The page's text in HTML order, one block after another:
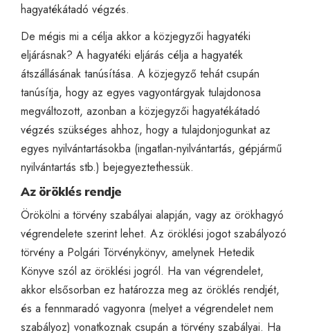
hagyatékátadó végzés.
De mégis mi a célja akkor a közjegyzői hagyatéki
eljárásnak? A hagyatéki eljárás célja a hagyaték
átszállásának tanúsítása. A közjegyző tehát csupán
tanúsítja, hogy az egyes vagyontárgyak tulajdonosa
megváltozott, azonban a közjegyzői hagyatékátadó
végzés szükséges ahhoz, hogy a tulajdonjogunkat az
egyes nyilvántartásokba (ingatlan-nyilvántartás, gépjármű
nyilvántartás stb.) bejegyeztethessük.
Az öröklés rendje
Örökölni a törvény szabályai alapján, vagy az örökhagyó
végrendelete szerint lehet. Az öröklési jogot szabályozó
törvény a Polgári Törvénykönyv, amelynek Hetedik
Könyve szól az öröklési jogról. Ha van végrendelet,
akkor elsősorban ez határozza meg az öröklés rendjét,
és a fennmaradó vagyonra (melyet a végrendelet nem
szabályoz) vonatkoznak csupán a törvény szabályai. Ha